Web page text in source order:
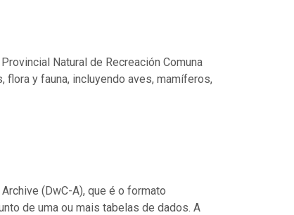
Natural de Recreación Comuna
y fauna, incluyendo aves, mamíferos,
(DwC-A), que é o formato
de uma ou mais tabelas de dados. A